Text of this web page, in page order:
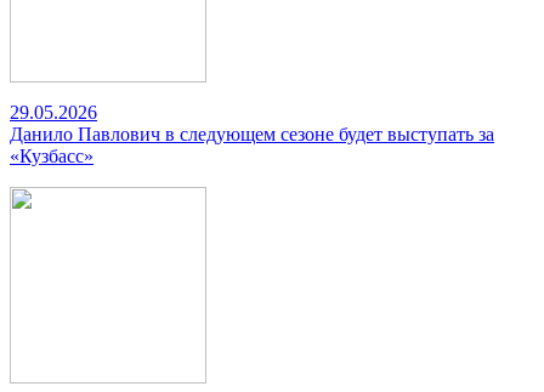
29.05.2026
Данило Павлович в следующем сезоне будет выступать за
«Кузбасс»